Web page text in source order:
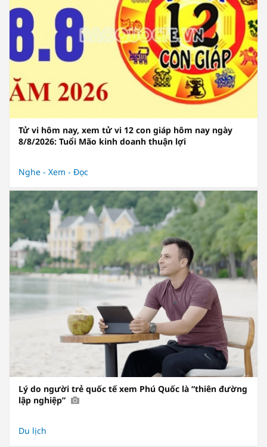
Tử vi hôm nay, xem tử vi 12 con giáp hôm nay ngày
8/8/2026: Tuổi Mão kinh doanh thuận lợi
Nghe - Xem - Đọc
Lý do người trẻ quốc tế xem Phú Quốc là “thiên đường
lập nghiệp”
Du lịch